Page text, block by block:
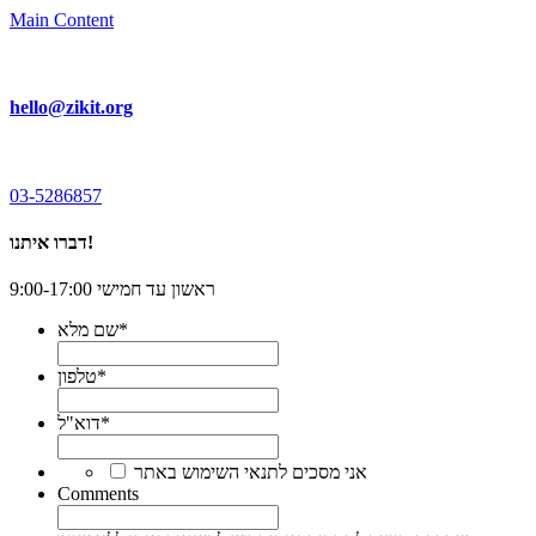
Main Content
hello@zikit.org
03-5286857
דברו איתנו!
ראשון עד חמישי 9:00-17:00
שם מלא*
טלפון*
דוא"ל*
אני מסכים לתנאי השימוש באתר
Comments